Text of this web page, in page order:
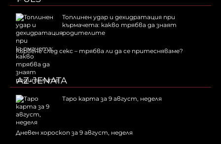
Топлинен удар и дехидратация при
кърмачета: какво трябва да знаят
родителите
Кървене след секс – трябва ли да се притесняваме?
AZ-JENATA
Таро карта за 9 август, неделя
Дневен хороскоп за 9 август, неделя